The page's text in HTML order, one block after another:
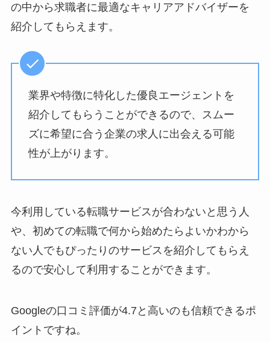
の中から求職者に最適なキャリアアドバイザーを
紹介してもらえます。
業界や特徴に特化した優良エージェントを
紹介してもらうことができるので、スムー
ズに希望に合う企業の求人に出会える可能
性が上がります。
今利用している転職サービスが合わないと思う人
や、初めての転職で何から始めたらよいかわから
ない人でもぴったりのサービスを紹介してもらえ
るので安心して利用することができます。
Googleの口コミ評価が4.7と高いのも信頼できるポ
イントですね。